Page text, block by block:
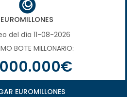
EUROMILLONES
del día 11-08-2026
BOTE MILLONARIO:
EUROMILLONES